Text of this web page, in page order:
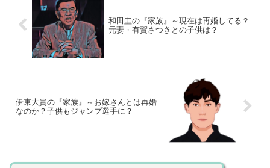
和田圭の『家族』～現在は再婚してる？
元妻・有賀さつきとの子供は？
伊東大貴の『家族』～お嫁さんとは再婚
なのか？子供もジャンプ選手に？